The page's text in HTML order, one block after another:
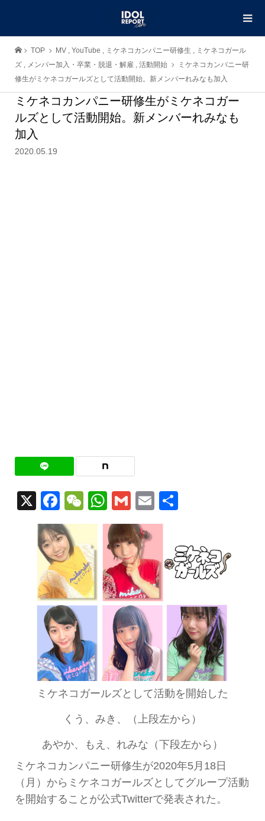
TOP MV , YouTube , ミケネコカンパニー研修生 , ミケネコガール
ズ , メンバー加入・卒業・脱退・解雇 , 活動開始
ミケネコカンパニー研
修生がミケネコガールズとして活動開始。新メンバーれみなも加入
ミケネコカンパニー研修生がミケネコガー
ルズとして活動開始。新メンバーれみなも
加入
2020.05.19
X Facebook
WeChat
WhatsApp
GmailEmail
ミケネコガールズとして活動を開始した
くう、みき、（上段左から）
あやか、もえ、れみな（下段左から）
ミケネコカンパニー研修生が2020年5月18日
（月）からミケネコガールズとしてグループ活動
を開始することが公式Twitterで発表された。